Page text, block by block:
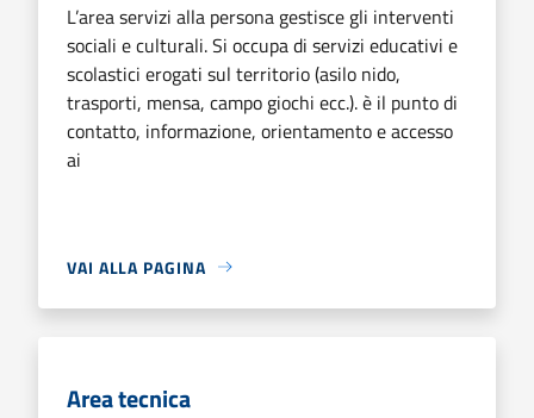
L’area servizi alla persona gestisce gli interventi
sociali e culturali. Si occupa di servizi educativi e
scolastici erogati sul territorio (asilo nido,
trasporti, mensa, campo giochi ecc.). è il punto di
contatto, informazione, orientamento e accesso
ai
VAI ALLA PAGINA
Area tecnica